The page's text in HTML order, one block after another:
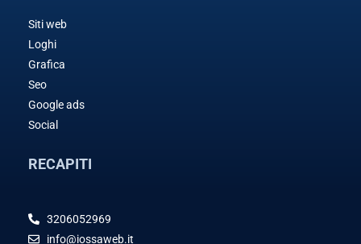
Siti web
Loghi
Grafica
Seo
Google ads
Social
RECAPITI
3206052969
info@iossaweb.it